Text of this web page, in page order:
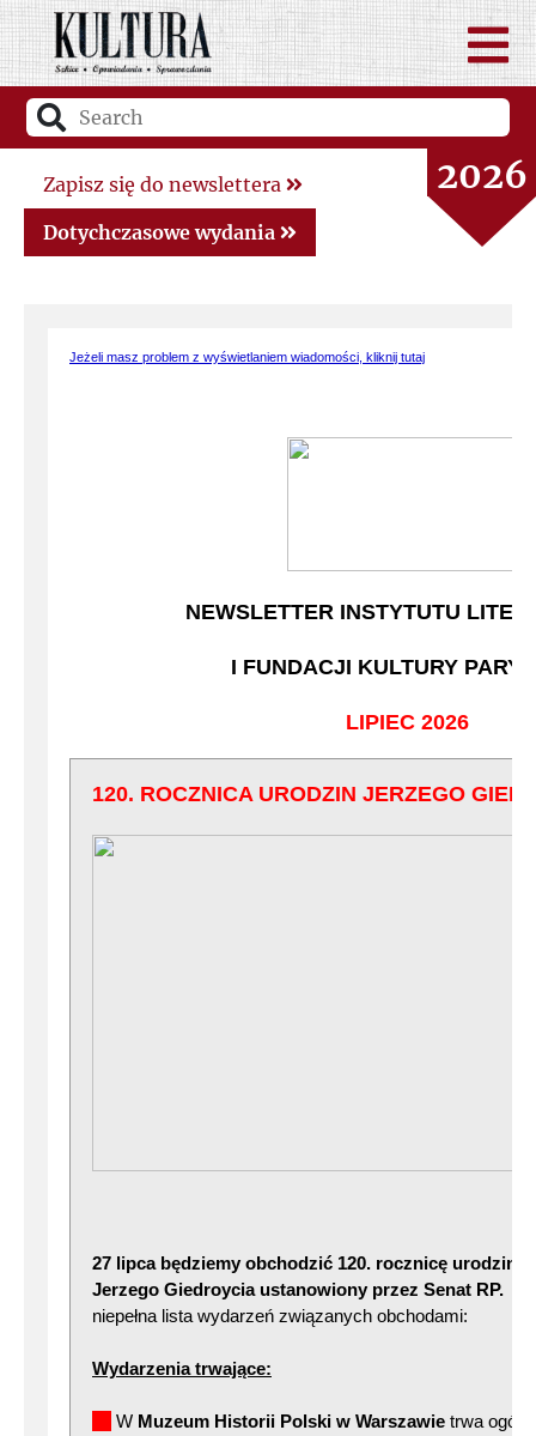
2026
2025
2022
2020
2017
2016
Zapisz się do newslettera
Dotychczasowe wydania
Jeżeli masz problem z wyświetlaniem wiadomości, kliknij tutaj
NEWSLETTER INSTYTUTU
I FUNDACJI KULTURY
LIPIEC 2026
120. ROCZNICA URODZIN JERZEGO
27 lipca będziemy obchodzić 120. rocznicę urodzin
Jerzego Giedroycia ustanowiony przez Senat RP.
niepełna lista wydarzeń związanych obchodami:
Wydarzenia trwające:
W Muzeum Historii Polski w Warszawie trwa